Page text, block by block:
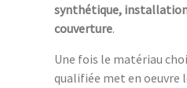
synthétique,
couverture.
Une fois le matériau
qualifiée met en oeuvre